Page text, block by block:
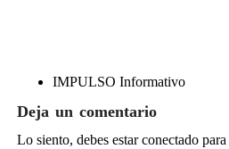
IMPULSO Informativo
Deja un comentario
Lo siento, debes estarconectadopara